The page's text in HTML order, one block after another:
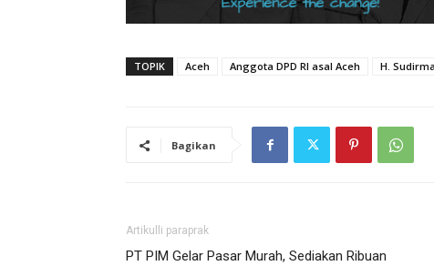
TOPIK Aceh Anggota DPD RI asal Aceh H.
Bagikan
Artikulli paraprak
PT PIM Gelar Pasar Murah, Sediakan Ribuan